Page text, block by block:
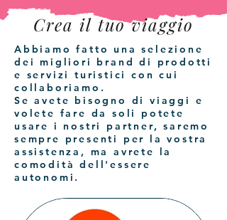
Crea il tuo viaggio
Abbiamo fatto una selezione
dei migliori brand di prodotti
e servizi turistici con cui
collaboriamo.
Se avete bisogno di viaggi e
volete fare da soli potete
usare i nostri partner, saremo
sempre presenti per la vostra
assistenza, ma avrete la
comodità dell'essere
autonomi.